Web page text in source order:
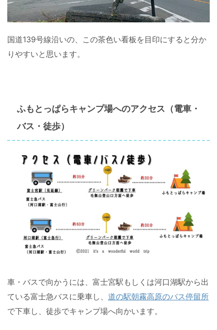
国道139号線沿いの、この茶色い看板を目印にすると分か
りやすいと思います。
ふもとっぱらキャンプ場へのアクセス（電車・
バス・徒歩）
車・バスで向かうには、富士宮駅もしくは河口湖駅から出
ている富士急バスに乗車し、 道の駅朝霧高原のバス停留所
で下車し、徒歩でキャンプ場へ向かいます。